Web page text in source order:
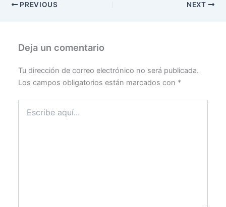
PREVIOUS NEXT
Deja un comentario
Tu dirección de correo electrónico no será publicada.
Los campos obligatorios están marcados con *
aquí...